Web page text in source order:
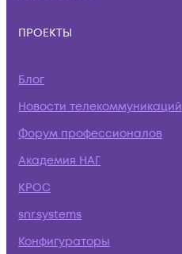
ПРОЕКТЫ
Блог
Новости телекоммуникаций
Форум профессионалов
Академия НАГ
КРОС
snr.systems
Конфигураторы